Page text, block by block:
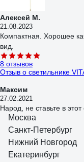
Алексей М.
21.08.2023
Компактная. Хорошее
вид.
8 отзывов
Отзыв о светильнике
Максим
27.02.2021
Народ, не ставьте в
или, что ещё ещё хуже, спиральную энергосберегающую. Купите
светодиодную
5 отзывов
Отзыв о бра ARTE
Москва
Санкт-Петербург
Нижний Новгород
Екатеринбург